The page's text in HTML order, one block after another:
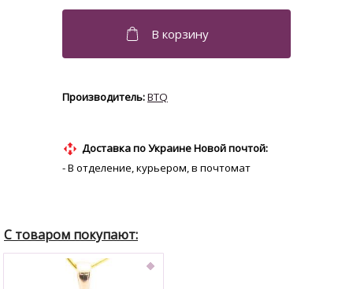
BTQ
Доставка по Украине Новой почтой:
- В отделение, курьером, в почтомат